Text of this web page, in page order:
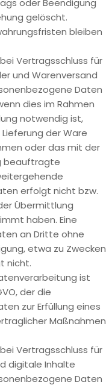
mit den
Google AdWords und
Inc., 1600
CA 94043, USA.
Google Analytics
mit den
Google AdWords und
diese Weise können
Werbebotschaften,
und
Handy) an Sie
Ihrer Endgeräte
erteilt, verknüpft
und App-
Auf diese Weise
Sie sich mit Ihrem
Google Analytics
die vorübergehend
verknüpft werden, um
Anzeigenwerbung
indem